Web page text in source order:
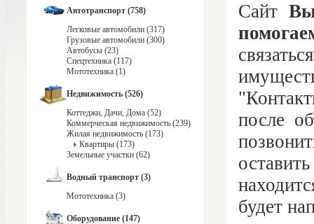
Автотранспорт (758)
Легковые автомобили (317)
Грузовые автомобили (300)
Автобусы (23)
Спецтехника (117)
Мототехника (1)
Недвижимость (526)
Коттеджи, Дачи, Дома (52)
Коммерческая недвижимость (239)
Жилая недвижимость (173)
Квартиры (173)
Земельные участки (62)
Водный транспорт (3)
Мототехника (3)
Оборудование (147)
Сайт
после
будет